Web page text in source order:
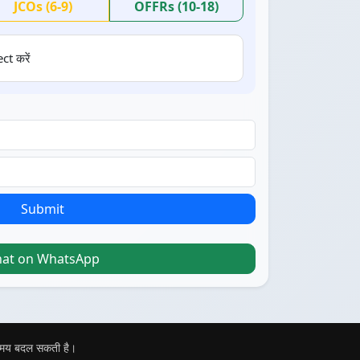
JCOs (6-9) OFFRs (10-18)
करें
Submit
on WhatsApp
बदल सकती है।